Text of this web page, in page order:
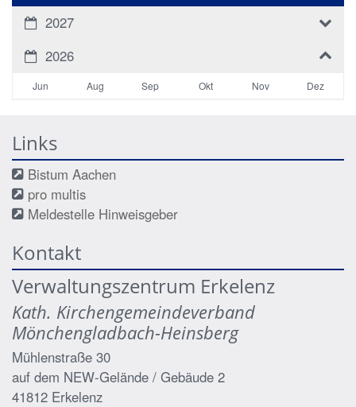
2027
2026
Jun Aug Sep Okt Nov Dez
Links
Bistum Aachen
pro multis
Meldestelle Hinweisgeber
Kontakt
Verwaltungszentrum Erkelenz
Kath. Kirchengemeindeverband
Mönchengladbach-Heinsberg
Mühlenstraße 30
auf dem NEW-Gelände / Gebäude 2
41812 Erkelenz